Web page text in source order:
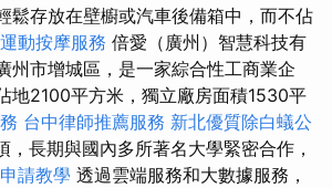
鬆存放在壁櫥或汽車後備箱中，而不佔
動按摩服務 倍愛（廣州）智慧科技有
州市增城區，是一家綜合性工商業企
地2100平方米，獨立廠房面積1530平
台中律師推薦服務 新北優質除白蟻公
，長期與國內多所著名大學緊密合作，
請教學 透過雲端服務和大數據服務，